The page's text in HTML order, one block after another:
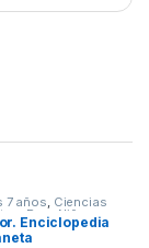
7 años, Ciencias
Para Niños ,
Enciclopedias,
y
Enciclopedia